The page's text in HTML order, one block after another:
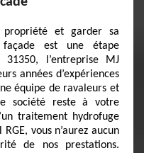
et garder sa
est une étape
l’entreprise MJ
années d’expériences
équipe de ravaleurs et
société reste à votre
traitement hydrofuge
vous n’aurez aucun
de nos prestations.